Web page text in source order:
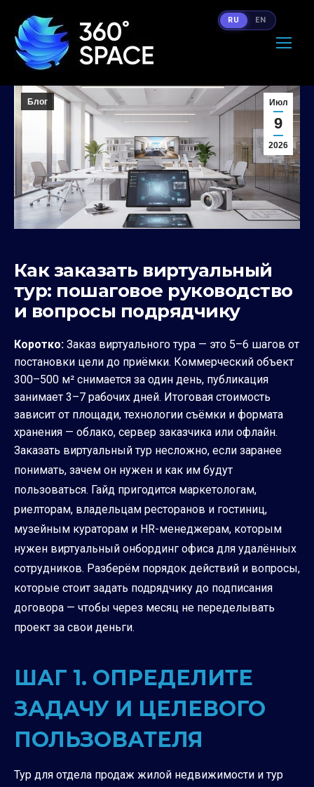
Июл
9
2026
Блог
Как заказать виртуальный
тур: пошаговое руководство
и вопросы подрядчику
Коротко: Заказ виртуального тура — это 5–6 шагов от
постановки цели до приёмки. Коммерческий объект
300–500 м² снимается за один день, публикация
занимает 3–7 рабочих дней. Итоговая стоимость
зависит от площади, технологии съёмки и формата
хранения — облако, сервер заказчика или офлайн.
Заказать виртуальный тур несложно, если заранее
понимать, зачем он нужен и как им будут
пользоваться. Гайд пригодится маркетологам,
риелторам, владельцам ресторанов и гостиниц,
музейным кураторам и HR-менеджерам, которым
нужен виртуальный онбординг офиса для удалённых
сотрудников. Разберём порядок действий и вопросы,
которые стоит задать подрядчику до подписания
договора — чтобы через месяц не переделывать
проект за свои деньги.
ШАГ 1. ОПРЕДЕЛИТЕ
ЗАДАЧУ И ЦЕЛЕВОГО
ПОЛЬЗОВАТЕЛЯ
Тур для отдела продаж жилой недвижимости и тур
RU EN